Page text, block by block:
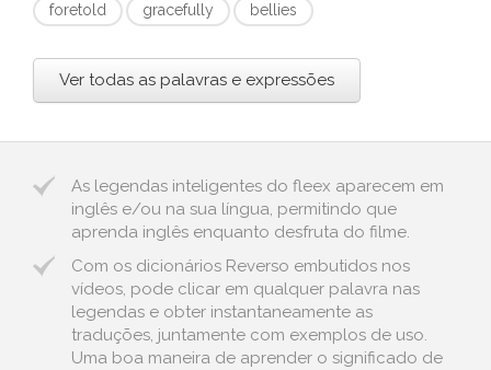
foretold
gracefully bellies
Ver todas as palavras e expressões
As legendas inteligentes do fleex aparecem em
inglês e/ou na sua língua, permitindo que
aprenda inglês enquanto desfruta do filme.
Com os dicionários Reverso embutidos nos
vídeos, pode clicar em qualquer palavra nas
legendas e obter instantaneamente as
traduções, juntamente com exemplos de uso.
Uma boa maneira de aprender o significado de